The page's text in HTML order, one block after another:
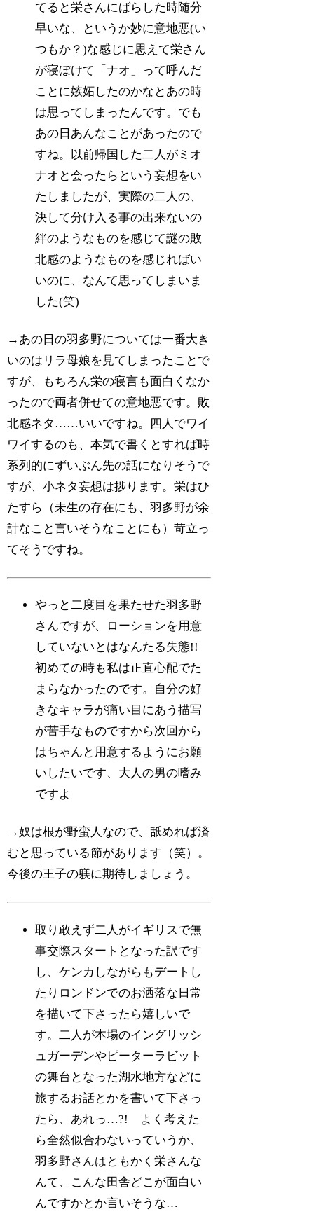
てると栄さんにばらした時随分
早いな、というか妙に意地悪(い
つもか？)な感じに思えて栄さん
が寝ぼけて「ナオ」って呼んだ
ことに嫉妬したのかなとあの時
は思ってしまったんです。でも
あの日あんなことがあったので
すね。以前帰国した二人がミオ
ナオと会ったらという妄想をい
たしましたが、実際の二人の、
決して分け入る事の出来ないの
絆のようなものを感じて謎の敗
北感のようなものを感じればい
いのに、なんて思ってしまいま
した(笑)
→あの日の羽多野については一番大き
いのはリラ母娘を見てしまったことで
すが、もちろん栄の寝言も面白くなか
ったので両者併せての意地悪です。敗
北感ネタ……いいですね。四人でワイ
ワイするのも、本気で書くとすれば時
系列的にずいぶん先の話になりそうで
すが、小ネタ妄想は捗ります。栄はひ
たすら（未生の存在にも、羽多野が余
計なこと言いそうなことにも）苛立っ
てそうですね。
やっと二度目を果たせた羽多野
さんですが、ローションを用意
していないとはなんたる失態!!
初めての時も私は正直心配でた
まらなかったのです。自分の好
きなキャラが痛い目にあう描写
が苦手なものですから次回から
はちゃんと用意するようにお願
いしたいです、大人の男の嗜み
ですよ
→奴は根が野蛮人なので、舐めれば済
むと思っている節があります（笑）。
今後の王子の躾に期待しましょう。
取り敢えず二人がイギリスで無
事交際スタートとなった訳です
し、ケンカしながらもデートし
たりロンドンでのお洒落な日常
を描いて下さったら嬉しいで
す。二人が本場のイングリッシ
ュガーデンやピーターラビット
の舞台となった湖水地方などに
旅するお話とかを書いて下さっ
たら、あれっ…?! よく考えた
ら全然似合わないっていうか、
羽多野さんはともかく栄さんな
んて、こんな田舎どこが面白い
んですかとか言いそうな…